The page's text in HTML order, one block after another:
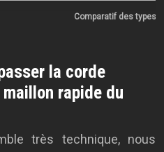
Comparatif des types
la corde
rapide du
très technique, nous